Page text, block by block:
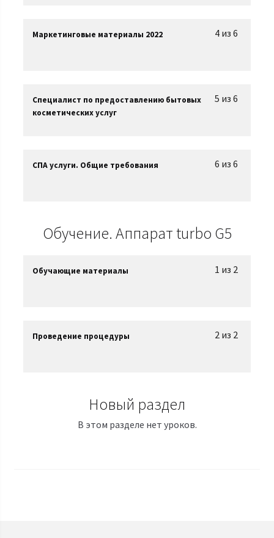
4 из 6
Маркетинговые материалы 2022
5 из 6
Специалист по предоставлению бытовых
косметических услуг
6 из 6
СПА услуги. Общие требования
Обучение. Аппарат turbo G5
1 из 2
Обучающие материалы
2 из 2
Проведение процедуры
Новый раздел
В этом разделе нет уроков.